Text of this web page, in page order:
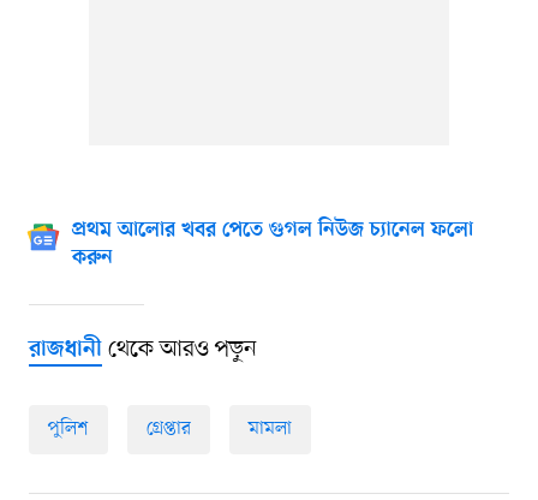
প্রথম আলোর খবর পেতে গুগল নিউজ চ্যানেল ফলো
করুন
রাজধানীথেকে আরও পড়ুন
পুলিশ গ্রেপ্তার মামলা